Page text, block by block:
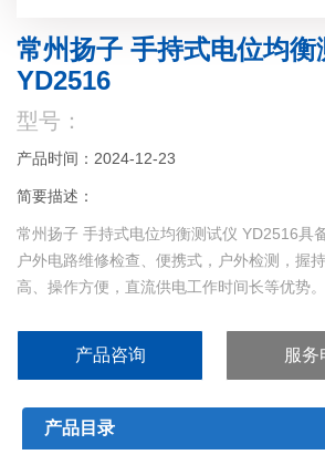
常州扬子 手持式电位均衡
YD2516
型号：
产品时间：2024-12-23
简要描述：
常州扬子 手持式电位均衡测试仪 YD2516具
户外电路维修检查、便携式，户外检测，握
高、操作方便，直流供电工作时间长等优势。
产品咨询 服务
产品目录